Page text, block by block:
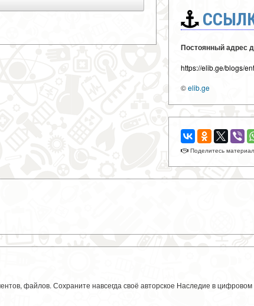
Постоянный адрес
https://elib.ge/blogs/
©elib.ge
Поделитесь
файлов. Сохраните навсегда своё авторское Наследие в цифровом